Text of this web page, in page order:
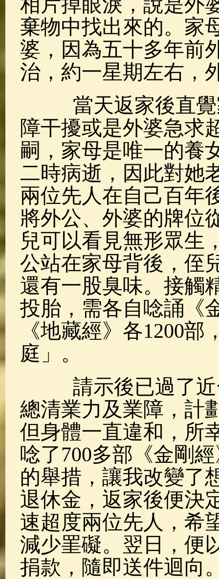
棄物中找出來的。家
婆，因為五十多年前
治，約一星期左右，
當天返家後直覺
障干擾或是外婆急求
嗣，家母是唯一的養
二時病逝，因此對她
兩位先人在自己百年
將外公、外婆的牌位
兒可以看見無形眾生
公站在家母背後，侄
還有一股臭味。接觸
投胎，需各自唸誦《
《地藏經》各1200
庭」。
請示後已過了近
總清業力及業障，計
但身體一直違和，所
唸了700多部《金剛
的舉措，讓我改變了
退休金，返家後便決
速超度兩位先人，希
減少罣礙。翌日，便
捐款，隨即送件迴向